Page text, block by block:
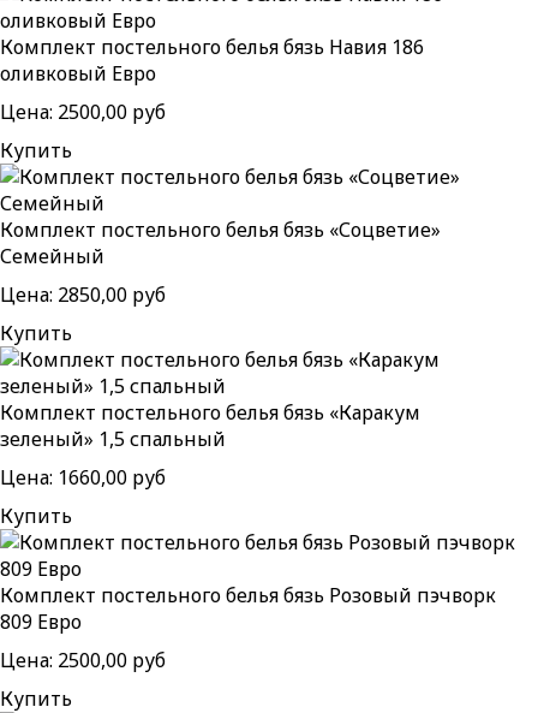
Комплект постельного белья бязь Навия 186
оливковый Евро
Цена: 2500,00 руб
Купить
Комплект постельного белья бязь «Соцветие»
Семейный
Цена: 2850,00 руб
Купить
Комплект постельного белья бязь «Каракум
зеленый» 1,5 спальный
Цена: 1660,00 руб
Купить
Комплект постельного белья бязь Розовый пэчворк
809 Евро
Цена: 2500,00 руб
Купить